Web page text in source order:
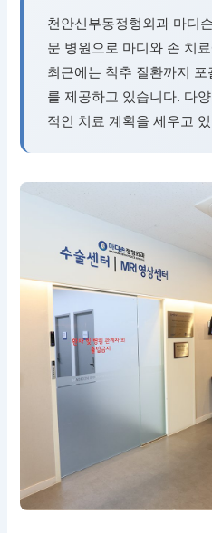
천안신부동정형외과 마디
문 병원으로 마디와 손 치
최근에는 척추 질환까지
를 제공하고 있습니다. 다
적인 치료 계획을 세우고